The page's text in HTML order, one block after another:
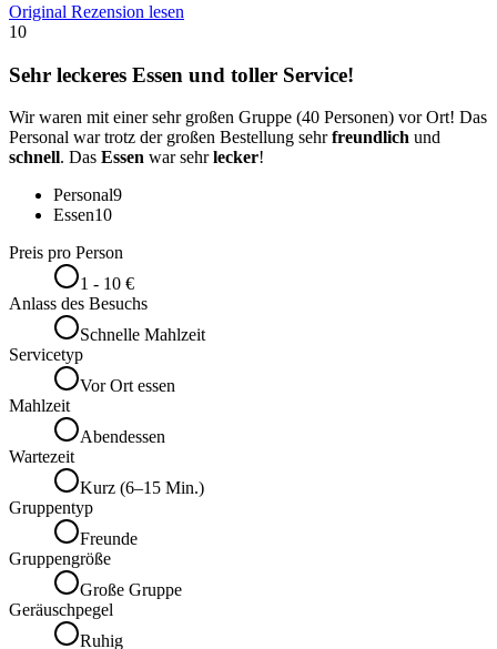
Original Rezension lesen
10
Sehr leckeres Essen und toller Service!
Wir waren mit einer sehr großen Gruppe (40 Personen) vor Ort! Das
Personal war trotz der großen Bestellung sehrfreundlich und
schnell. Das Essen war sehrlecker!
Personal9
Essen10
Preis pro Person
1 - 10 €
Anlass des Besuchs
Schnelle Mahlzeit
Servicetyp
Vor Ort essen
Mahlzeit
Abendessen
Wartezeit
Kurz (6–15 Min.)
Gruppentyp
Freunde
Gruppengröße
Große Gruppe
Geräuschpegel
Ruhig